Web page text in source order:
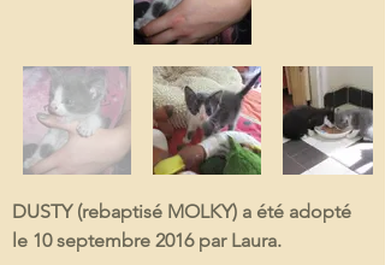
DUSTY (rebaptisé MOLKY) a été adopté
le 10 septembre 2016 par Laura.